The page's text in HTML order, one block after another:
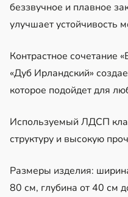
беззвучное и плавное
улучшает устойчивость
Контрастное сочетание
«Дуб Ирландский»
которое подойдет для
Используемый ЛДСП
структуру и высокую
Размеры изделия:
80 см, глубина от 40 см